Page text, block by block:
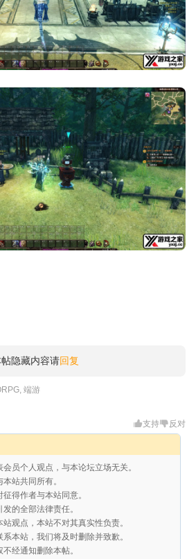
隐藏内容请回复
,端游
支持 反对
员个人观点，与本论坛立场无关。
站共同所有。
得作者与本站同意。
的全部法律责任。
观点，本站不对其真实性负责。
本站，我们将及时删除并致歉。
经通知删除本帖。